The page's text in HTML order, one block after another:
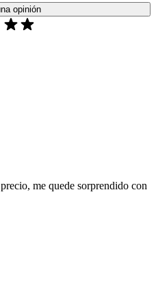
opinión
me quede sorprendido con